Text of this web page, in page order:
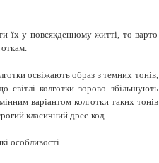
їх у повсякденному житті, то варто
освіжають образ з темних тонів,
колготки зорово збільшують
варіантом колготки таких тонів
класичний дрес-код.
особливості.